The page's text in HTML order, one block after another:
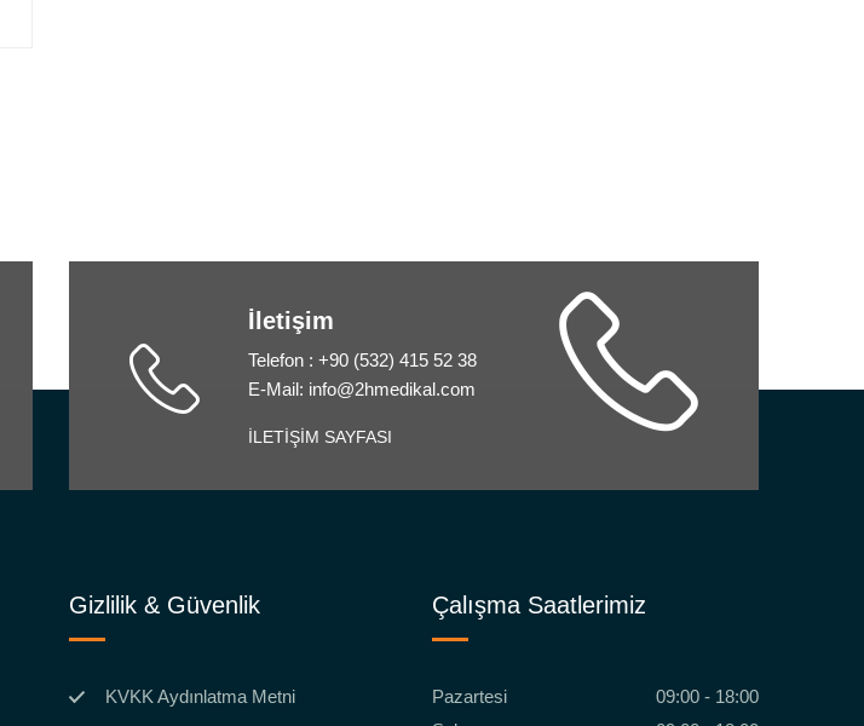
İletişim
Telefon : +90 (532) 415 52 38
E-Mail: info@2hmedikal.com
İLETİŞİM SAYFASI
Gizlilik & Güvenlik
KVKK Aydınlatma Metni
Çalışma Saatlerimiz
Pazartesi
09:00 - 18:00